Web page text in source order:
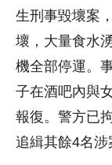
生刑事毀壞案
壞，大量食水
機全部停運。
子在酒吧內與
報復。警方已
追緝其餘4名涉